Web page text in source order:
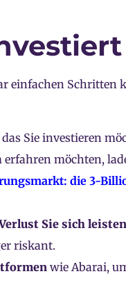
einfachen Schritten
Sie investieren
möchten,
die 3-
Sie sich
riskant.
wie Abarai,